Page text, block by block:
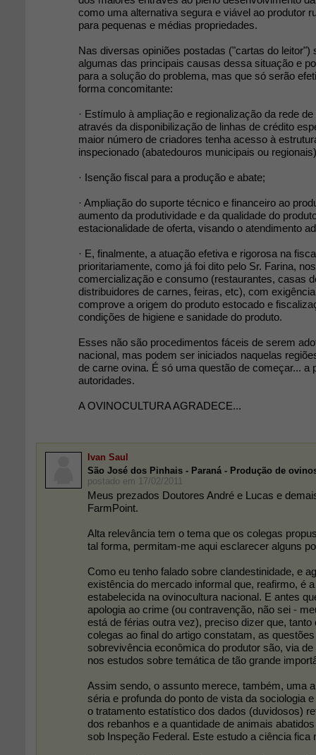
como uma alternativa segura e viável ao produtor
para pequenas e médias propriedades.
Nas diversas opiniões postadas ("cartas do leitor")
algumas das principais causas dessa situação e
para a solução do problema, mas que só serão
forma concomitante:
· Estímulo à ampliação e regionalização da rede
através da disponibilização de linhas de crédito
maior número de criadores tenha acesso à
inspecionado (abatedouros municipais ou
· Isenção fiscal para a produção e abate;
· Ampliação do suporte técnico e financeiro ao
aumento da produtividade e da qualidade do
estacionalidade de oferta, visando o atendimento
· E, finalmente, a atuação efetiva e rigorosa na
prioritariamente, como já foi dito pelo Sr. Farina,
comercialização e consumo (restaurantes, casas
distribuidores de carnes, feiras, etc), com
comprove a origem do produto estocado e
condições de higiene e sanidade do produto.
Esses não são procedimentos fáceis de serem
nacional, mas podem ser iniciados naquelas
de carne ovina. É só uma questão de começar... a
autoridades.
A OVINOCULTURA AGRADECE...
Ivan Saul
São José dos Pinhais - Paraná - Produção de
postado em 17/02/2011
Meus prezados Doutores André e Lucas e
FarmPoint.
Alta relevância tem o tema que os colegas
tal forma, permitam-me aqui esclarecer alguns
Como eu tenho falado sobre clandestinidade, e
existência do mercado informal que, reafirmo, é
estabelecida na ovinocultura nacional. E antes
apologia ao crime (ou contravenção, não sei -
está de férias outra vez), preciso dizer que, tanto
colegas ao final do artigo constatam, as
sobrevivência econômica do produtor são, via
nos estudos sobre temática de tão grande
Assim sendo, o assunto merece, também, uma
séria e profunda do ponto de vista da sociologia
o tratamento estatístico dos dados (duvidosos)
dos rebanhos e a quantidade de animais
sob Inspeção Federal. Este estudo a ciência fica